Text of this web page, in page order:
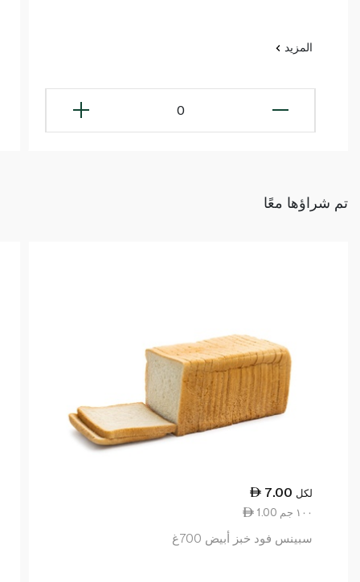
المزيد
0
تم شراؤها معًا
7.00 لكل
1.00 ١٠٠ جم
سبينس فود خبز أبيض 700غ